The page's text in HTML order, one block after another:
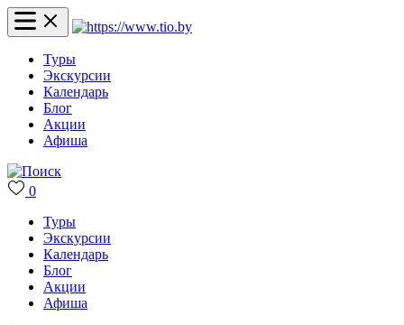
Туры
Экскурсии
Календарь
Блог
Акции
Афиша
0
Туры
Экскурсии
Календарь
Блог
Акции
Афиша